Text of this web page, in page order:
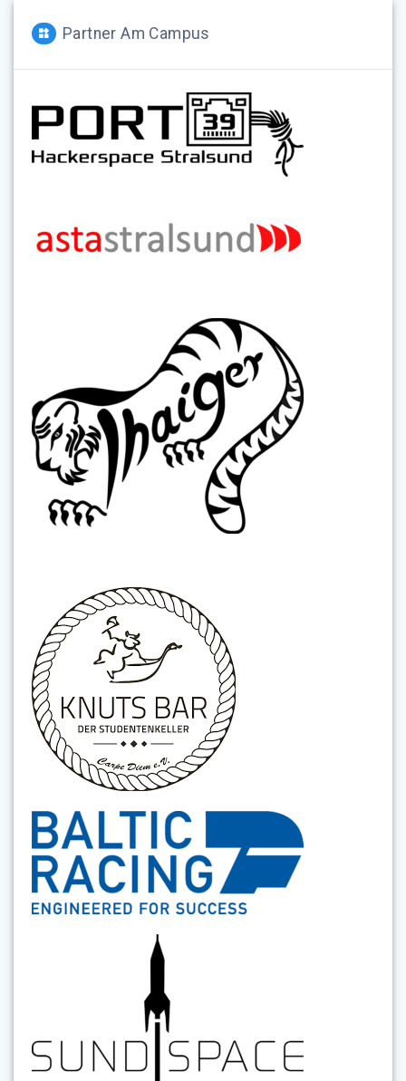
Partner Am Campus